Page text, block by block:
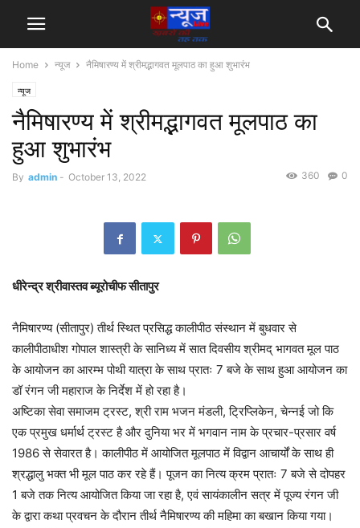
Home न्यूज नैमिषारण्य में श्रीमद्भागवत मूलपाठ का हुआ शुभारंभ
न्यूज
नैमिषारण्य में श्रीमद्भागवत मूलपाठ का
हुआ शुभारंभ
By admin - October 13, 2022 0
360
धीरेन्द्र श्रीवास्तव ब्यूरोचीफ सीतापुर
नैमिषारण्य (सीतापुर) तीर्थ स्थित प्रसिद्ध कालीपीठ संस्थान में बुधवार से
कालीपीठाधीश गोपाल शास्त्री के सानिध्य में सात दिवसीय श्रीमद् भागवत मूल पाठ
के आयोजन का आरम्भ पोथी यात्रा के साथ प्रातः 7 बजे के साथ हुआ आयोजन का
डॉ रंगन जी महाराज के निर्देश में हो रहा है।
अष्टिका सेवा समाजम ट्रस्ट, श्री राम भजन मंडली, ट्रिप्लिकेन, चेन्नई जो कि
एक प्रमुख धर्मार्थ ट्रस्ट है और दुनिया भर में भगवान नाम के प्रचार-प्रसार वर्ष
1986 से सेवारत है। कालीपीठ में आयोजित मूलपाठ में विद्वान आचार्यों के साथ ही
श्रद्धालु भक्त भी मूल पाठ कर रहे हैं। पूजन का नित्य क्रम प्रातः 7 बजे से दोपहर
1 बजे तक नित्य आयोजित किया जा रहा है, एवं सायंकालीन सत्र में पूज्य रंगन जी
के द्वारा कथा प्रवचन के दौरान तीर्थ नैमिषारण्य की महिमा का बखान किया गया।